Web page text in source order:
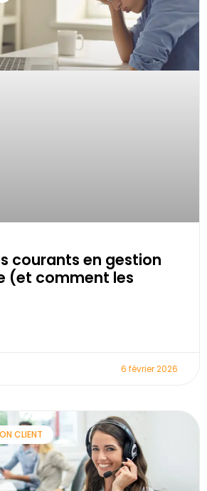
courants en gestion
(et comment les
6 février 2026
CLIENT